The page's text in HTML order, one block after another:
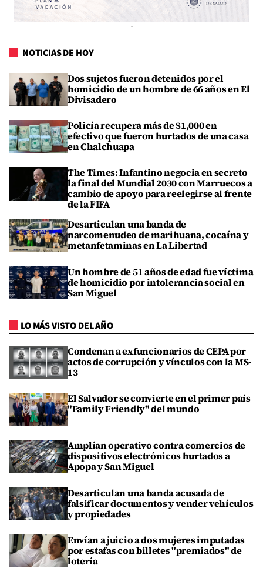
NOTICIAS DE HOY
Dos sujetos fueron detenidos por el
homicidio de un hombre de 66 años en El
Divisadero
Policía recupera más de $1,000 en
efectivo que fueron hurtados de una casa
en Chalchuapa
The Times: Infantino negocia en secreto
la final del Mundial 2030 con Marruecos a
cambio de apoyo para reelegirse al frente
de la FIFA
Desarticulan una banda de
narcomenudeo de marihuana, cocaína y
metanfetaminas en La Libertad
Un hombre de 51 años de edad fue víctima
de homicidio por intolerancia social en
San Miguel
LO MÁS VISTO DEL AÑO
Condenan a exfuncionarios de CEPA por
actos de corrupción y vínculos con la MS-
13
El Salvador se convierte en el primer país
"Family Friendly" del mundo
Amplían operativo contra comercios de
dispositivos electrónicos hurtados a
Apopa y San Miguel
Desarticulan una banda acusada de
falsificar documentos y vender vehículos
y propiedades
Envían a juicio a dos mujeres imputadas
por estafas con billetes "premiados" de
lotería